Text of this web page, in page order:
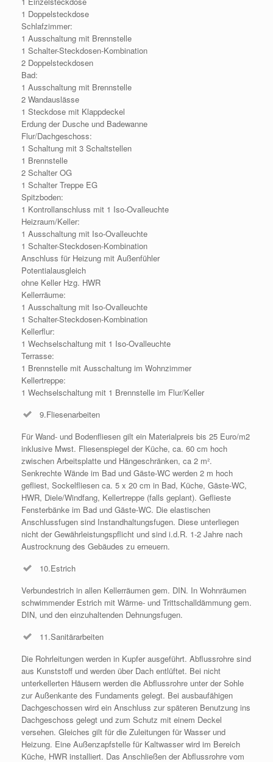
1 Doppelsteckdose
Schlafzimmer:
1 Ausschaltung mit Brennstelle
1 Schalter-Steckdosen-Kombination
2 Doppelsteckdosen
Bad:
1 Ausschaltung mit Brennstelle
2 Wandauslässe
1 Steckdose mit Klappdeckel
Erdung der Dusche und Badewanne
Flur/Dachgeschoss:
1 Schaltung mit 3 Schaltstellen
1 Brennstelle
2 Schalter OG
1 Schalter Treppe EG
Spitzboden:
1 Kontrollanschluss mit 1 Iso-Ovalleuchte
Heizraum/Keller:
1 Ausschaltung mit Iso-Ovalleuchte
1 Schalter-Steckdosen-Kombination
Anschluss für Heizung mit Außenfühler
Potentialausgleich
ohne Keller Hzg. HWR
Kellerräume:
1 Ausschaltung mit Iso-Ovalleuchte
1 Schalter-Steckdosen-Kombination
Kellerflur:
1 Wechselschaltung mit 1 Iso-Ovalleuchte
Terrasse:
1 Brennstelle mit Ausschaltung im Wohnzimmer
Kellertreppe:
1 Wechselschaltung mit 1 Brennstelle im Flur/Keller
9.Fliesenarbeiten
Für Wand- und Bodenfliesen gilt ein Materialpreis bis 25 Euro/m2
inklusive Mwst. Fliesenspiegel der Küche, ca. 60 cm hoch
zwischen Arbeitsplatte und Hängeschränken, ca 2 m².
Senkrechte Wände im Bad und Gäste-WC werden 2 m hoch
gefliest, Sockelfliesen ca. 5 x 20 cm in Bad, Küche, Gäste-WC,
HWR, Diele/Windfang, Kellertreppe (falls geplant). Geflieste
Fensterbänke im Bad und Gäste-WC. Die elastischen
Anschlussfugen sind Instandhaltungsfugen. Diese unterliegen
nicht der Gewährleistungspflicht und sind i.d.R. 1-2 Jahre nach
Austrocknung des Gebäudes zu erneuern.
10.Estrich
Verbundestrich in allen Kellerräumen gem. DIN. In Wohnräumen
schwimmender Estrich mit Wärme- und Trittschalldämmung gem.
DIN, und den einzuhaltenden Dehnungsfugen.
11.Sanitärarbeiten
Die Rohrleitungen werden in Kupfer ausgeführt. Abflussrohre sind
aus Kunststoff und werden über Dach entlüftet. Bei nicht
unterkellerten Häusern werden die Abflussrohre unter der Sohle
zur Außenkante des Fundaments gelegt. Bei ausbaufähigen
Dachgeschossen wird ein Anschluss zur späteren Benutzung ins
Dachgeschoss gelegt und zum Schutz mit einem Deckel
versehen. Gleiches gilt für die Zuleitungen für Wasser und
Heizung. Eine Außenzapfstelle für Kaltwasser wird im Bereich
Küche, HWR installiert. Das Anschließen der Abflussrohre vom